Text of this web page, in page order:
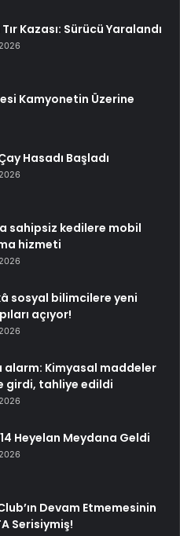
Kazası: Sürücü Yaralandı
Kamyonetin Üzerine
Hasadı Başladı
sahipsiz kedilere mobil
hizmeti
sosyal bilimcilere yeni
açıyor!
alarm: Kimyasal maddeler
girdi, tahliye edildi
Heyelan Meydana Geldi
Devam Etmemesinin
Serisiymiş!